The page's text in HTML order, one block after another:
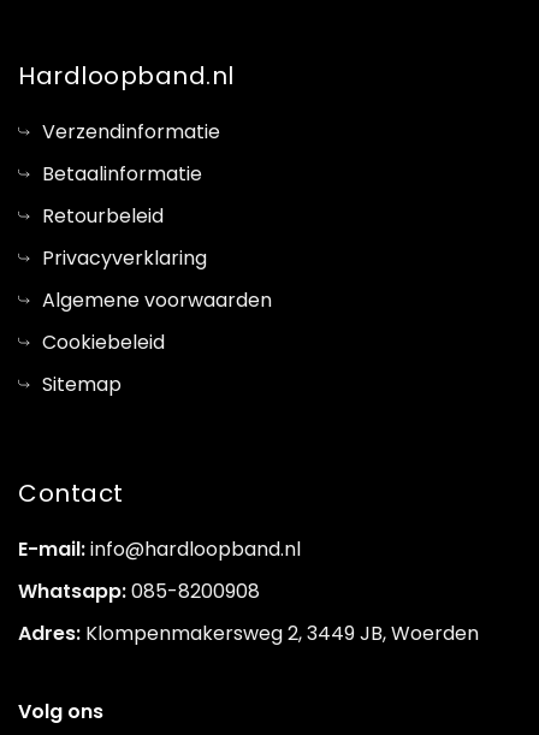
Hardloopband.nl
Verzendinformatie
Betaalinformatie
Retourbeleid
Privacyverklaring
Algemene voorwaarden
Cookiebeleid
Sitemap
Contact
E-mail:info@hardloopband.nl
Whatsapp:085-8200908
Adres: Klompenmakersweg 2, 3449 JB, Woerden
Volg ons